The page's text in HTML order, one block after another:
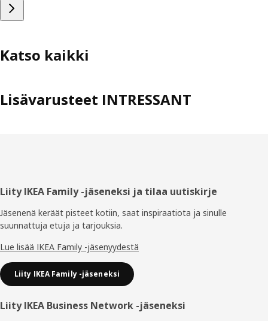
Katso kaikki
Lisävarusteet INTRESSANT
Alatunniste
Liity IKEA Family -jäseneksi ja tilaa uutiskirje
Jäsenenä keräät pisteet kotiin, saat inspiraatiota ja sinulle
suunnattuja etuja ja tarjouksia.​
Lue lisää IKEA Family -jäsenyydestä
Liity IKEA Family -jäseneksi
Liity IKEA Business Network -jäseneksi